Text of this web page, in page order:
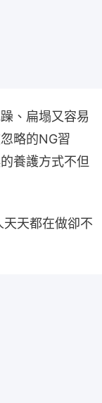
、扁塌又容易
略的NG習
養護方式不但
天都在做卻不